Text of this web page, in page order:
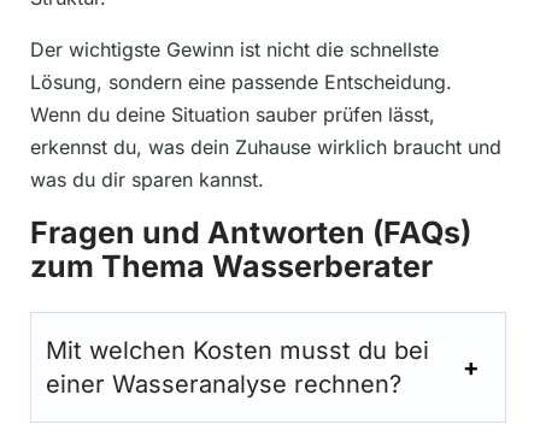
Der wichtigste Gewinn ist nicht die schnellste
Lösung, sondern eine passende Entscheidung.
Wenn du deine Situation sauber prüfen lässt,
erkennst du, was dein Zuhause wirklich braucht und
was du dir sparen kannst.
Fragen und Antworten (FAQs)
zum Thema Wasserberater
Mit welchen Kosten musst du bei
einer Wasseranalyse rechnen?